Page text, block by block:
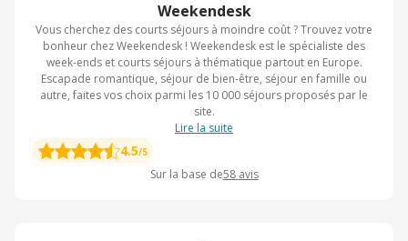
Weekendesk
Vous cherchez des courts séjours à moindre coût ? Trouvez votre
bonheur chez Weekendesk ! Weekendesk est le spécialiste des
week-ends et courts séjours à thématique partout en Europe.
Escapade romantique, séjour de bien-être, séjour en famille ou
autre, faites vos choix parmi les 10 000 séjours proposés par le
site.
Lire la suite
4.5/5
Sur la base de58 avis